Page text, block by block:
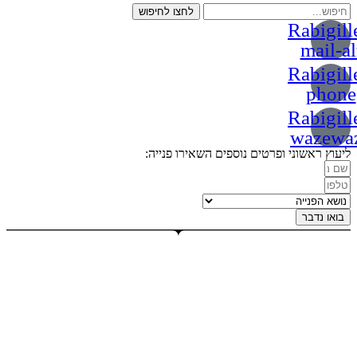
לחצו לחיפוש
mail-
phone
ליעוץ ראשוני ופרטים נוספים השאירו פנייה:
בואו נדבר